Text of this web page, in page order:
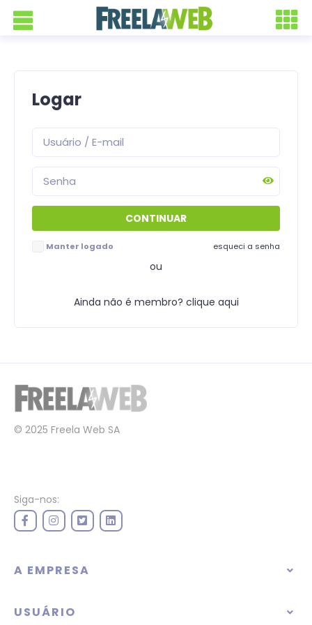
Logar
Manter logado esqueci a senha
ou
Ainda não é membro? clique aqui
© 2025 Freela Web SA
Siga-nos:
A EMPRESA
USUÁRIO